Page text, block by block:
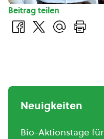
Beitrag teilen
Neuigkeiten
Bio-Aktionstage